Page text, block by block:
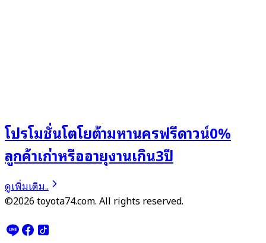
โปรโมชั่นโตโยต้ามหานครฟรีดาวน์0%
ลูกค้าเก่าหรืออายุงานเกิน3ปี
ดูเพิ่มเติม..
©2026 toyota74.com. All rights reserved.